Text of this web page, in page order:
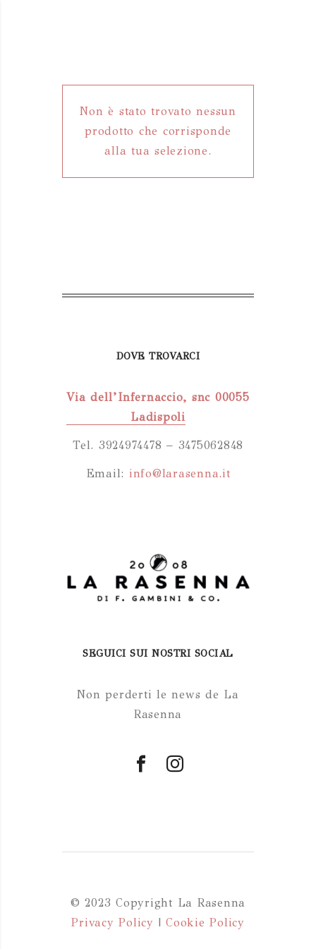
Non è stato trovato nessun
prodotto che corrisponde
alla tua selezione.
DOVE TROVARCI
Via dell’Infernaccio, snc 00055
Ladispoli
Tel. 3924974478 – 3475062848
Email: info@larasenna.it
SEGUICI SUI NOSTRI SOCIAL
Non perderti le news de La
Rasenna
© 2023 Copyright La Rasenna
Privacy Policy | Cookie Policy